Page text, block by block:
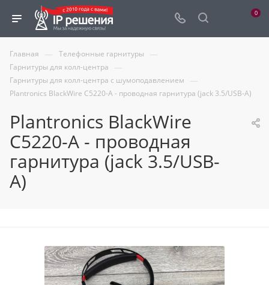
0
Главная — Телефонные гарнитуры —
Гарнитуры для колл-центра —
Гарнитуры для колл-центра с шумоподавлением —
Plantronics BlackWire C5220-A - проводная гарнитура (jack 3.5/USB-A)
Plantronics BlackWire
C5220-A - проводная
гарнитура (jack 3.5/USB-
A)